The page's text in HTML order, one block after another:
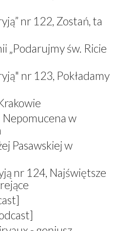
nr 122, Zostań, ta
„Podarujmy św. Ricie
nr 123, Pokładamy
Nepomucena w
Pasawskiej w
nr 124, Najświętsze